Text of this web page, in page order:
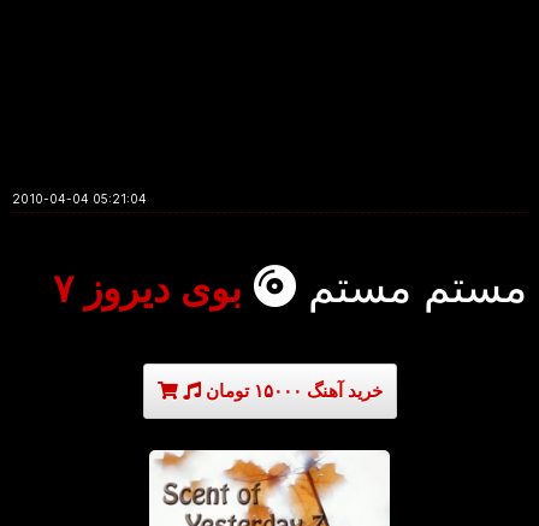
2010-04-04 05:21:04
مستم مستم بوی دیروز ۷
خرید آهنگ ۱۵۰۰۰ تومان